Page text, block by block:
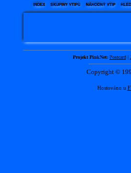
Projekt PinkNet: Postcard|
Copyright ©
Hostováno u